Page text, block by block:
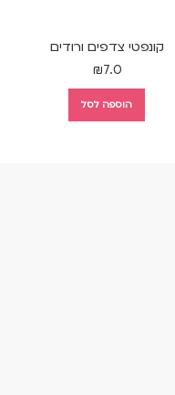
קונפטי צדפים ורודים
₪7.0
הוספה לסל